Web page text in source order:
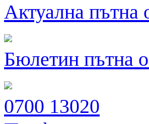
Актуална пътна
Бюлетин пътна
0700 13020